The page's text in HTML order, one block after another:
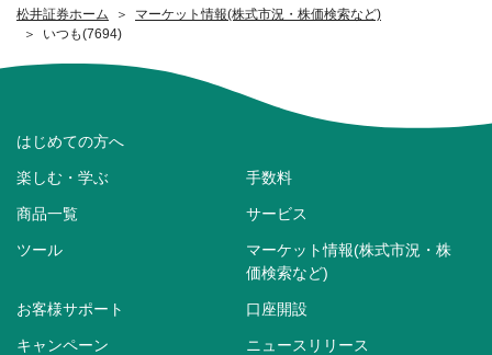
松井証券ホーム
マーケット情報(株式市況・株価検索など)
いつも(7694)
はじめての方へ
楽しむ・学ぶ 手数料
商品一覧 サービス
ツール
マーケット情報(株式市況・株
価検索など)
お客様サポート 口座開設
キャンペーン ニュースリリース